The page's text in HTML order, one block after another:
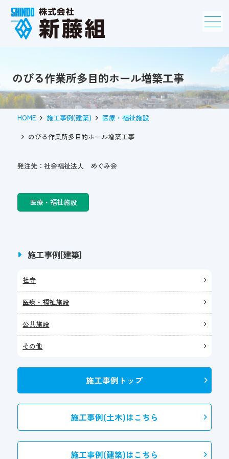
のびる作業所多目的ホール増築工事
HOME 施工事例(建築)
医療・福祉施設
のびる作業所多目的ホール増築工事
発注先：社会福祉法人 めぐみ会
医療・福祉施設
施工事例[建築]
社寺
医療・福祉施設
公共施設
その他
施工事例トップ
施工事例(土木)はこちら
施工事例(建築)はこちら